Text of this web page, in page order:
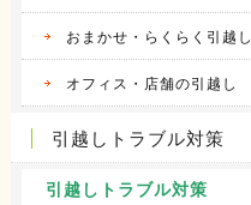
おまかせ・らくらく引越し
オフィス・店舗の引越し
引越しトラブル対策
引越しトラブル対策